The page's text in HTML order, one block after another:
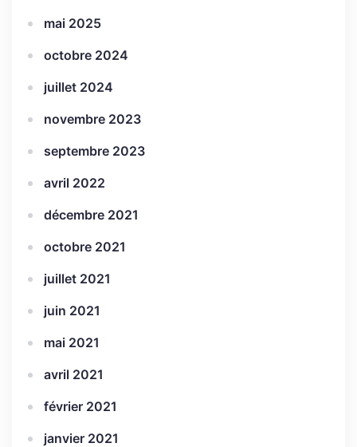
mai 2025
octobre 2024
juillet 2024
novembre 2023
septembre 2023
avril 2022
décembre 2021
octobre 2021
juillet 2021
juin 2021
mai 2021
avril 2021
février 2021
janvier 2021